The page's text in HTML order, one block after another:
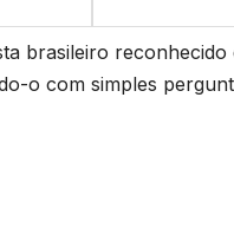
brasileiro
o com simples